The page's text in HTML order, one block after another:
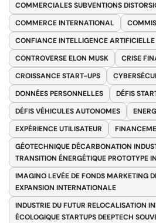
COMMERCIALES SUBVENTIONS
COMMERCE INTERNATIONAL
CONFIANCE INTELLIGENCE ARTIFICIELLE
CONTROVERSE ELON MUSK
CRISE
CROISSANCE START-UPS
DONNÉES PERSONNELLES
DÉFIS
DÉFIS VÉHICULES AUTONOMES
EXPÉRIENCE UTILISATEUR
GÉOTECHNIQUE DÉCARBONATION
TRANSITION ÉNERGÉTIQUE PROTOTYPE
IMAGINO LEVÉE DE FONDS MARKETING
EXPANSION INTERNATIONALE
INDUSTRIE DU FUTUR RELOCALISATION
ÉCOLOGIQUE STARTUPS DEEPTECH